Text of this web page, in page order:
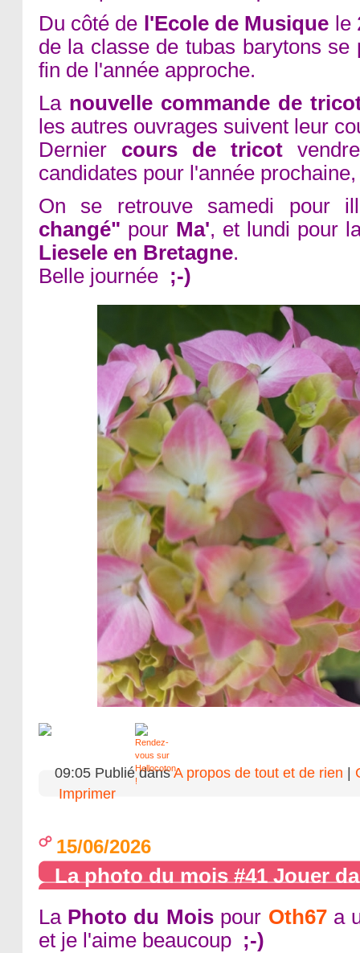
Du côté de l'Ecole de Musique le
de la classe de tubas barytons se
fin de l'année approche.
La nouvelle commande de
les autres ouvrages suivent leur
Dernier cours de tricot
candidates pour l'année
On se retrouve samedi pour
changé" pour Ma', et lundi pour
Liesele en Bretagne.
Belle journée ;-)
09:05 Publié dansA propos de tout et de rien
Imprimer
15/06/2026
La photo du mois #41 Jouer
La Photo du Moispour Oth67a
et je l'aime beaucoup ;-)